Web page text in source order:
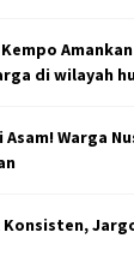
di wilayah
Warga
Konsisten,